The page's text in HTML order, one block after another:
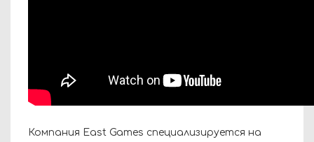
Компания East Games специализируется на